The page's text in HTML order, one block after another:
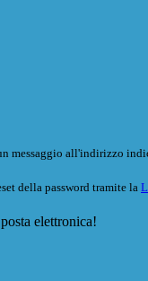
messaggio all'indirizzo
della password tramite la
elettronica!